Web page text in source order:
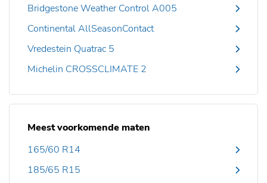
Bridgestone Weather Control A005
Continental AllSeasonContact
Vredestein Quatrac 5
Michelin CROSSCLIMATE 2
Meest voorkomende maten
165/60 R14
185/65 R15